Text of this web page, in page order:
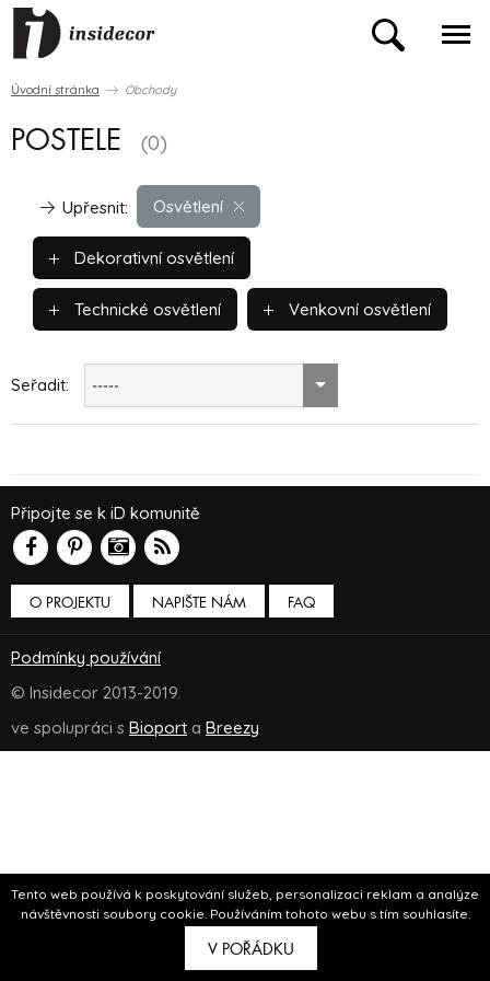
Tento web používá k poskytování služeb, personalizaci reklam a analýze
návštěvnosti soubory cookie. Používáním tohoto webu s tím souhlasíte.
V POŘÁDKU
Úvodní stránka Obchody
POSTELE (0)
Osvětlení
Upřesnit:
Dekorativní osvětlení
Technické osvětlení Venkovní osvětlení
Seřadit: -----
O PROJEKTU NAPIŠTE NÁM
Připojte se k iD komunitě
FAQ
Podmínky používání
© Insidecor 2013-2019.
ve spolupráci s Bioport a Breezy